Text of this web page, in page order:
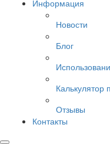
Информация
Новости
Блог
Калькулятор
Отзывы
Контакты